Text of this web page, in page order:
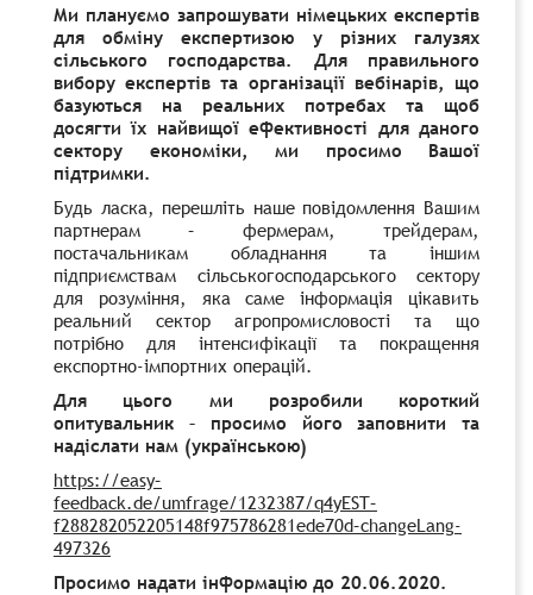
Ми плануємо запрошувати німецьких експертів
для обміну експертизою у різних галузях
сільського господарства. Для правильного
вибору експертів та організації вебінарів, що
базуються на реальних потребах та щоб
досягти їх найвищої ефективності для даного
сектору економіки, ми просимо Вашої
підтримки.
Будь ласка, перешліть наше повідомлення Вашим
партнерам – фермерам, трейдерам,
постачальникам обладнання та іншим
підприємствам сільськогосподарського сектору
для розуміння, яка саме інформація цікавить
реальний сектор агропромисловості та що
потрібно для інтенсифікації та покращення
експортно-імпортних операцій.
Для цього ми розробили короткий
опитувальник – просимо його заповнити та
надіслати нам (українською)
https://easy–
feedback.de/umfrage/1232387/q4yEST–
f288282052205148f975786281ede70d–changeLang-
497326
Просимо надати інформацію до 20.06.2020.